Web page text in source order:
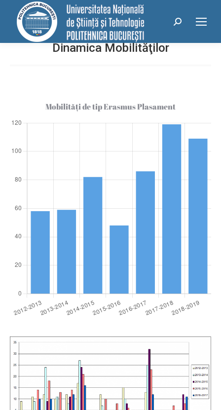
conținut
Search:
Dinamica Mobilităţilor
Mobilităţi de tip Erasmus Plasament